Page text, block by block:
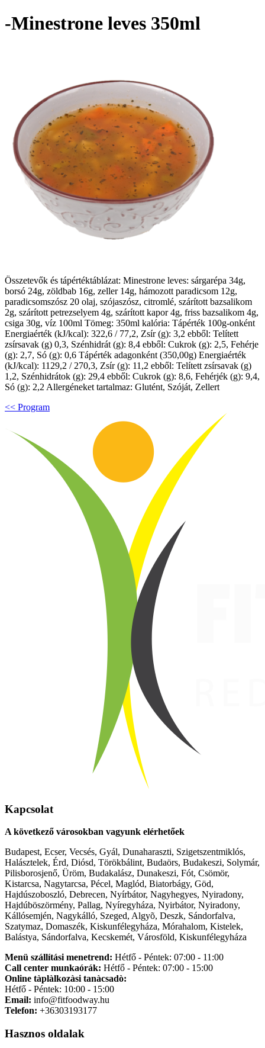
-Minestrone leves 350ml
Összetevők és tápértéktáblázat: Minestrone leves: sárgarépa 34g,
borsó 24g, zöldbab 16g, zeller 14g, hámozott paradicsom 12g,
paradicsomszósz 20 olaj, szójaszósz, citromlé, szárított bazsalikom
2g, szárított petrezselyem 4g, szárított kapor 4g, friss bazsalikom 4g,
csiga 30g, víz 100ml Tömeg: 350ml kalória: Tápérték 100g-onként
Energiaérték (kJ/kcal): 322,6 / 77,2, Zsír (g): 3,2 ebből: Telített
zsírsavak (g) 0,3, Szénhidrát (g): 8,4 ebből: Cukrok (g): 2,5, Fehérje
(g): 2,7, Só (g): 0,6 Tápérték adagonként (350,00g) Energiaérték
(kJ/kcal): 1129,2 / 270,3, Zsír (g): 11,2 ebből: Telített zsírsavak (g)
1,2, Szénhidrátok (g): 29,4 ebből: Cukrok (g): 8,6, Fehérjék (g): 9,4,
Só (g): 2,2 Allergéneket tartalmaz: Glutént, Szóját, Zellert
<< Program
Kapcsolat
A következő városokban vagyunk elérhetőek
Budapest, Ecser, Vecsés, Gyál, Dunaharaszti, Szigetszentmiklós,
Halásztelek, Érd, Diósd, Törökbálint, Budaörs, Budakeszi, Solymár,
Pilisborosjenő, Üröm, Budakalász, Dunakeszi, Fót, Csömör,
Kistarcsa, Nagytarcsa, Pécel, Maglód, Biatorbágy, Göd,
Hajdúszoboszló, Debrecen, Nyírbátor, Nagyhegyes, Nyiradony,
Hajdúböszörmény, Pallag, Nyíregyháza, Nyirbátor, Nyiradony,
Kállósemjén, Nagykálló, Szeged, Algyõ, Deszk, Sándorfalva,
Szatymaz, Domaszék, Kiskunfélegyháza, Mórahalom, Kistelek,
Balástya, Sándorfalva, Kecskemét, Városföld, Kiskunfélegyháza
Menü szállítási menetrend: Hétfő - Péntek: 07:00 - 11:00
Call center munkaórák: Hétfő - Péntek: 07:00 - 15:00
Online tàplàlkozàsi tanàcsadò:
Hétfő - Péntek: 10:00 - 15:00
Email: info@fitfoodway.hu
Telefon: +36303193177
Hasznos oldalak